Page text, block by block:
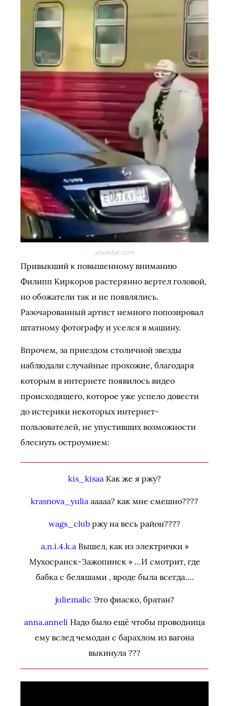
youtube.com
Привыкший к повышенному вниманию
Филипп Киркоров растерянно вертел головой,
но обожатели так и не появлялись.
Разочарованный артист немного попозировал
штатному фотографу и уселся в машину.
Впрочем, за приездом столичной звезды
наблюдали случайные прохожие, благодаря
которым в интернете появилось видео
происходящего, которое уже успело довести
до истерики некоторых интернет-
пользователей, не упустивших возможности
блеснуть остроумием:
kis_kisaa Как же я ржу?
krasnova_yulia ааааа? как мне смешно????
wags_club ржу на весь район????
a.n.i.4.k.a Вышел, как из электрички »
Мухосранск-Зажопинск » …И смотрит, где
бабка с беляшами , вроде была всегда….
juliemalic Это фиаско, братан?
anna.anneli Надо было ещё чтобы проводница
ему вслед чемодан с барахлом из вагона
выкинула ???